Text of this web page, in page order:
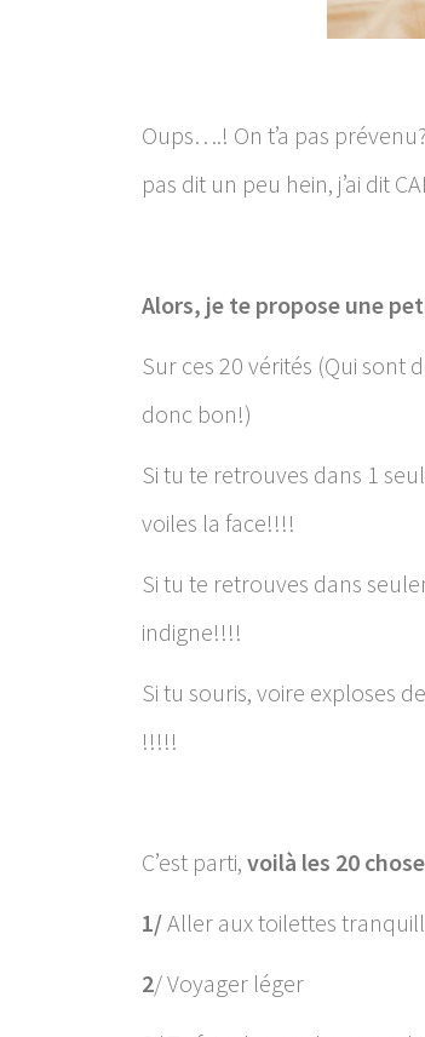
Oups….! On t’a pas
pas dit un peu hein, j’ai dit
Alors, je te propose une
Sur ces 20 vérités (Qui sont
donc bon!)
Si tu te retrouves dans 1
voiles la face!!!!
Si tu te retrouves dans
indigne!!!!
Si tu souris, voire exploses
!!!!!
C’est parti, voilà les 20
1/Aller aux toilettes
2/ Voyager léger